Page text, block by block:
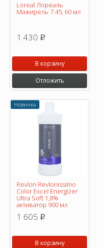
Loreal Лореаль
Мажирель 7.45, 60 мл
1 430 p
В корзину
Отложить
Новинка
Revlon Revlonissimo
Color Excel Energizer
Ultra Soft 1,8%
активатор 900 мл
1 605 p
В корзину